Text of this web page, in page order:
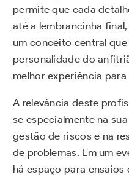
permite que cada
até a lembrancinha
um conceito central
personalidade do
melhor experiência
A relevância deste
se especialmente na
gestão de riscos e na
de problemas. Em um
há espaço para ensaios